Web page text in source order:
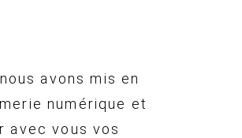
avons mis en
numérique et
avec vous vos